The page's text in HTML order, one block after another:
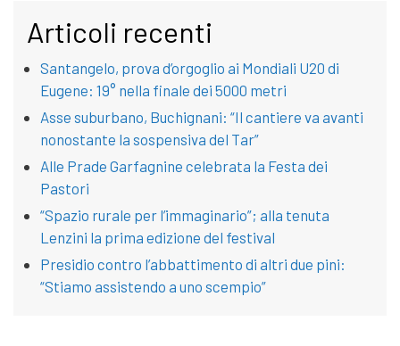
Articoli recenti
Santangelo, prova d’orgoglio ai Mondiali U20 di
Eugene: 19° nella finale dei 5000 metri
Asse suburbano, Buchignani: “Il cantiere va avanti
nonostante la sospensiva del Tar”
Alle Prade Garfagnine celebrata la Festa dei
Pastori
“Spazio rurale per l’immaginario”; alla tenuta
Lenzini la prima edizione del festival
Presidio contro l’abbattimento di altri due pini:
“Stiamo assistendo a uno scempio”